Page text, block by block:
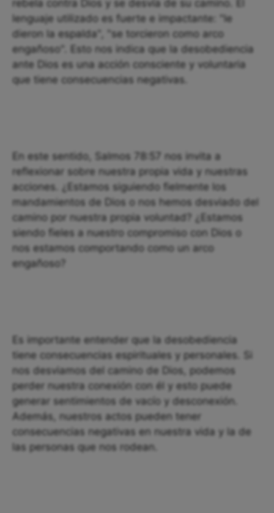
rebela contra Dios y se desvía de su camino. El
lenguaje utilizado es fuerte e impactante: "le
dieron la espalda", "se torcieron como arco
engañoso". Esto nos indica que la desobediencia
ante Dios es una acción consciente y voluntaria
que tiene consecuencias negativas.
En este sentido, Salmos 78:57 nos invita a
reflexionar sobre nuestra propia vida y nuestras
acciones. ¿Estamos siguiendo fielmente los
mandamientos de Dios o nos hemos desviado del
camino por nuestra propia voluntad? ¿Estamos
siendo fieles a nuestro compromiso con Dios o
nos estamos comportando como un arco
engañoso?
Es importante entender que la desobediencia
tiene consecuencias espirituales y personales. Si
nos desviamos del camino de Dios, podemos
perder nuestra conexión con él y esto puede
generar sentimientos de vacío y desconexión.
Además, nuestros actos pueden tener
consecuencias negativas en nuestra vida y la de
las personas que nos rodean.